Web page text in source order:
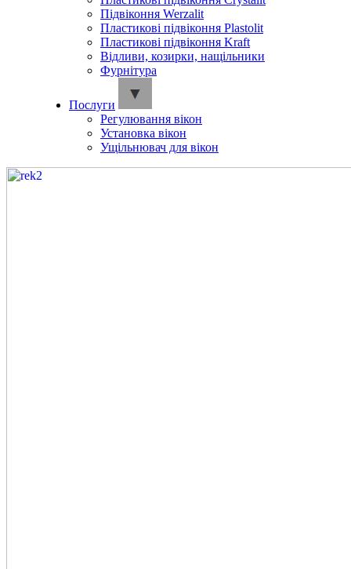
Підвіконня Werzalit
Пластикові підвіконня Plastolit
Пластикові підвіконня Kraft
Відливи, козирки, нащільники
Фурнітура
Послуги
Регулювання вікон
Установка вікон
Ущільнювач для вікон